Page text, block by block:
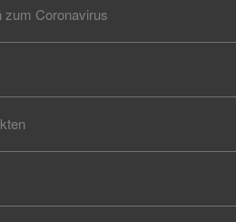
zum Coronavirus